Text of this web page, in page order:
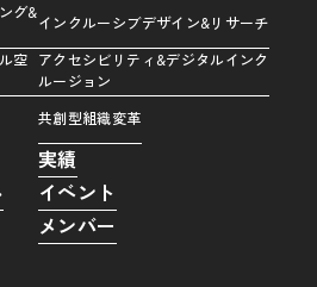
グ&
インクルーシブデザイン&リサーチ
空 アクセシビリティ&デジタルインク
ルージョン
共創型組織変革
実績
イベント
メンバー